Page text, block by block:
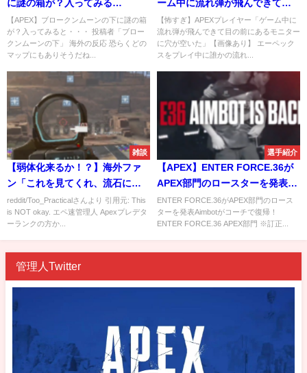
に謎の箱が？入ってみる
と・・・
【APEX】ブロークンムーンの下に謎の箱
が？入ってみると・・・ 投稿者「ブロー
クンムーンの下」 海外の反応 恐らくどの
マップにもありそうだね...
ーム中に流れ弾が飛んできて目
の前にあるモニターに穴が空い
た」【画像あり】
【怖すぎ】APEXプレイヤー「ゲーム中に
流れ弾が飛んできて目の前にあるモニター
に穴が空いた」【画像あり】 エーペック
スをプレイ中に誰かの流れ...
雑談
【弱体化来るか！？】海外ファ
ン「これを見てくれ、流石にピ
ースキーパー強すぎない
か！？」
reddit/Too_Practicalさんより 引用元: This
is NOT okay. エペ速管理人 Apexプレデタ
ーランクの方か...
選手紹介
【APEX】ENTER FORCE.36が
APEX部門のロースターを発表
Aimbotが復帰！
ENTER FORCE.36がAPEX部門のロース
ターを発表Aimbotがコーチで復帰！
ENTER FORCE.36 APEX部門 ※訂正...
管理人Twitter